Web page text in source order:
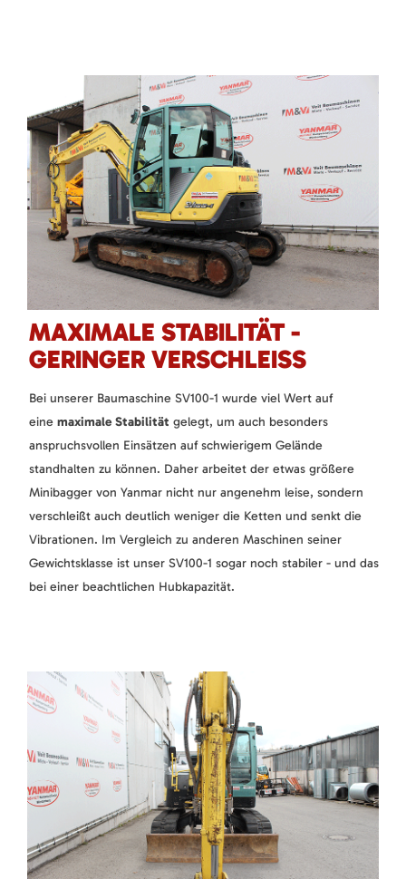
MAXIMALE STABILITÄT -
GERINGER VERSCHLEISS
Bei unserer Baumaschine SV100-1 wurde viel Wert auf
eine maximale Stabilität gelegt, um auch besonders
anspruchsvollen Einsätzen auf schwierigem Gelände
standhalten zu können. Daher arbeitet der etwas größere
Minibagger von Yanmar nicht nur angenehm leise, sondern
verschleißt auch deutlich weniger die Ketten und senkt die
Vibrationen. Im Vergleich zu anderen Maschinen seiner
Gewichtsklasse ist unser SV100-1 sogar noch stabiler - und das
bei einer beachtlichen Hubkapazität.